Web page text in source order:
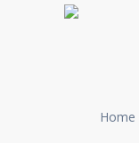
Home